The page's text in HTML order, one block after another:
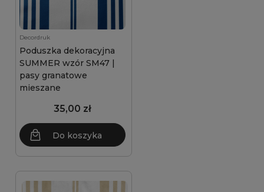
Decordruk
Poduszka dekoracyjna
SUMMER wzór SM47 |
pasy granatowe
mieszane
35,00 zł
Do koszyka